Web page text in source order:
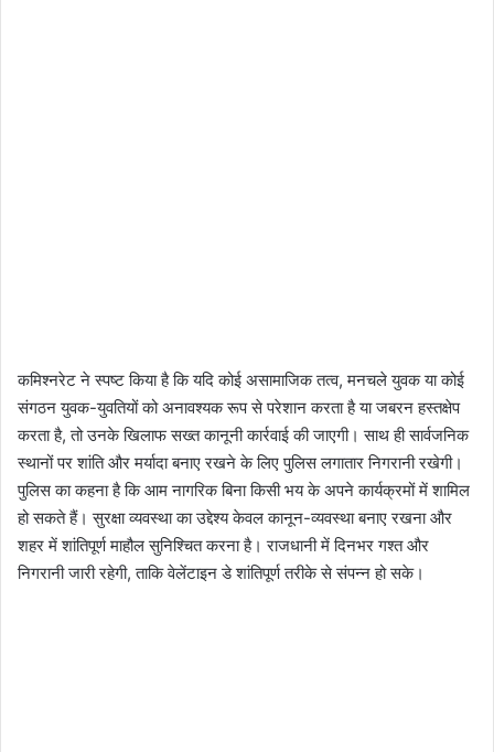
कमिश्नरेट ने स्पष्ट किया है कि यदि कोई असामाजिक तत्व, मनचले युवक या कोई
संगठन युवक-युवतियों को अनावश्यक रूप से परेशान करता है या जबरन हस्तक्षेप
करता है, तो उनके खिलाफ सख्त कानूनी कार्रवाई की जाएगी। साथ ही सार्वजनिक
स्थानों पर शांति और मर्यादा बनाए रखने के लिए पुलिस लगातार निगरानी रखेगी।
पुलिस का कहना है कि आम नागरिक बिना किसी भय के अपने कार्यक्रमों में शामिल
हो सकते हैं। सुरक्षा व्यवस्था का उद्देश्य केवल कानून-व्यवस्था बनाए रखना और
शहर में शांतिपूर्ण माहौल सुनिश्चित करना है। राजधानी में दिनभर गश्त और
निगरानी जारी रहेगी, ताकि वेलेंटाइन डे शांतिपूर्ण तरीके से संपन्न हो सके।